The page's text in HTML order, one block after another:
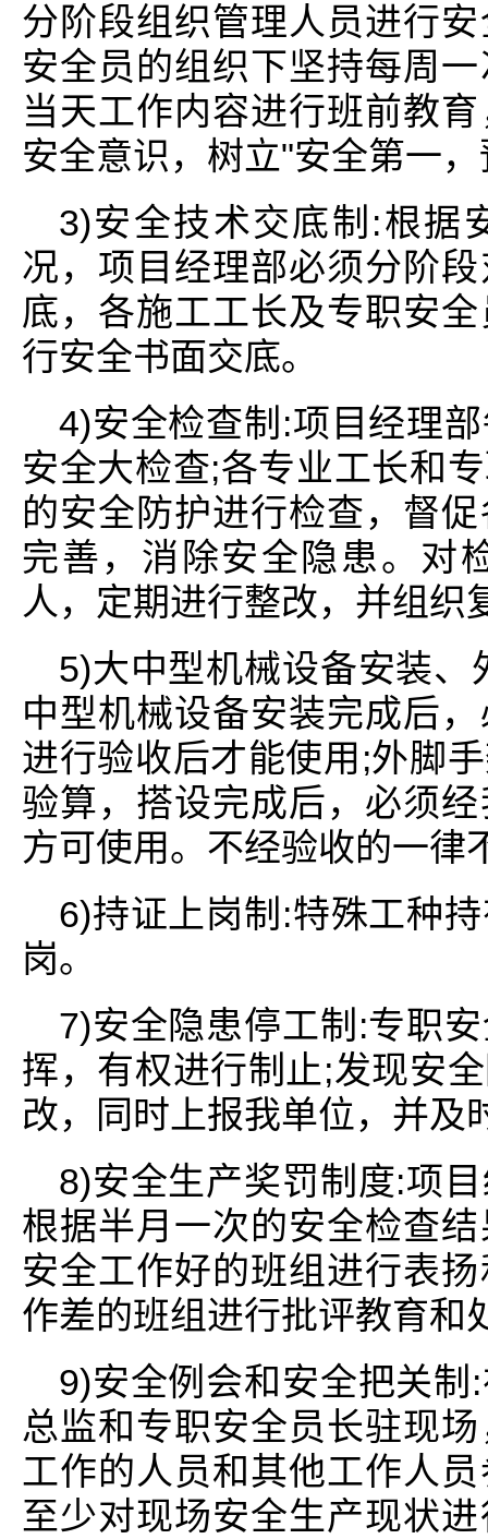
分阶段组织管理人员进行
安全员的组织下坚持每周
当天工作内容进行班前教
安全意识，树立"安全第一
3)安全技术交底制:根据
况，项目经理部必须分阶
底，各施工工长及专职安
行安全书面交底。
4)安全检查制:项目经理
安全大检查;各专业工长和
的安全防护进行检查，督
完善，消除安全隐患。对
人，定期进行整改，并组织
5)大中型机械设备安装
中型机械设备安装完成后
进行验收后才能使用;外脚
验算，搭设完成后，必须
方可使用。不经验收的一律
6)持证上岗制:特殊工种
岗。
7)安全隐患停工制:专职
挥，有权进行制止;发现安
改，同时上报我单位，并及
8)安全生产奖罚制度:项
根据半月一次的安全检查
安全工作好的班组进行表
作差的班组进行批评教育和
9)安全例会和安全把关
总监和专职安全员长驻现
工作的人员和其他工作人
至少对现场安全生产现状